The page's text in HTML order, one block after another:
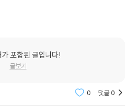
를 행한다는 열정으로 민족 전체를 살육
는 유대교 경전을 읽으며 경악했다. 이
」중에서
한 교리 형성에 지대한 영향을 끼쳤고, 그
을 선사해줄 놀랍고 강렬한 작품.”
한 책.”
포함된 글입니다!
글보기
0 댓글0